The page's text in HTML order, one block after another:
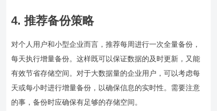
4. 推荐备份策略
对个人用户和小型企业而言，推荐每周进行一次全量备份，
每天执行增量备份。这样既可以保证数据的及时更新，又能
有效节省存储空间。对于大数据量的企业用户，可以考虑每
天或每小时进行增量备份，以确保信息的实时性。需要注意
的事，备份时应确保有足够的存储空间。